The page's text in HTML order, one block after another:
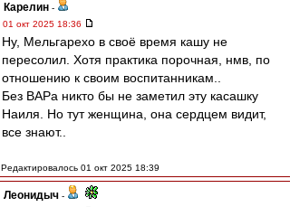
Карелин -
01 окт 2025 18:36
Ну, Мельгарехо в своё время кашу не
пересолил. Хотя практика порочная, нмв, по
отношению к своим воспитанникам..
Без ВАРа никто бы не заметил эту касашку
Наиля. Но тут женщина, она сердцем видит,
все знают..
Редактировалось 01 окт 2025 18:39
Леонидыч -